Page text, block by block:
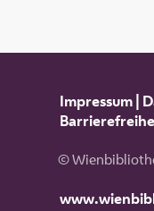
Impressum|
©